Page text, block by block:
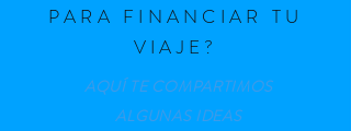
PARA FINANCIAR TU
VIAJE?
AQUÍ TE COMPARTIMOS
ALGUNAS IDEAS